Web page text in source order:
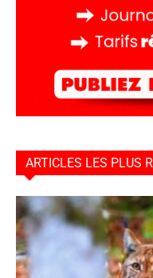
ARTICLES LES PLUS